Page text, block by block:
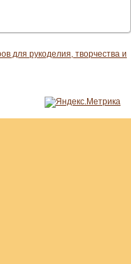
для рукоделия, творчества и